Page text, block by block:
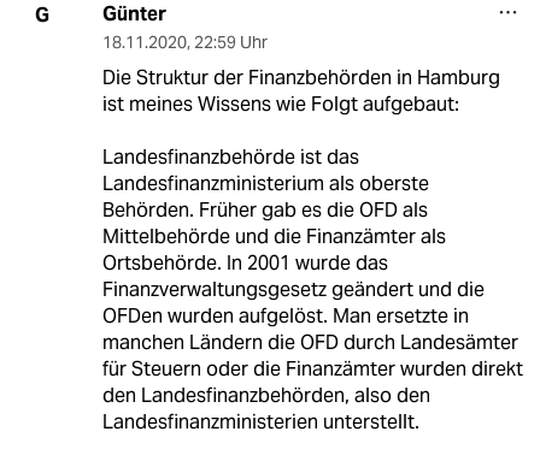
G Günter
18.11.2020, 22:59 Uhr
Die Struktur der Finanzbehörden in Hamburg
ist meines Wissens wie Folgt aufgebaut:
Landesfinanzbehörde ist das
Landesfinanzministerium als oberste
Behörden. Früher gab es die OFD als
Mittelbehörde und die Finanzämter als
Ortsbehörde. In 2001 wurde das
Finanzverwaltungsgesetz geändert und die
OFDen wurden aufgelöst. Man ersetzte in
manchen Ländern die OFD durch Landesämter
für Steuern oder die Finanzämter wurden direkt
den Landesfinanzbehörden, also den
Landesfinanzministerien unterstellt.